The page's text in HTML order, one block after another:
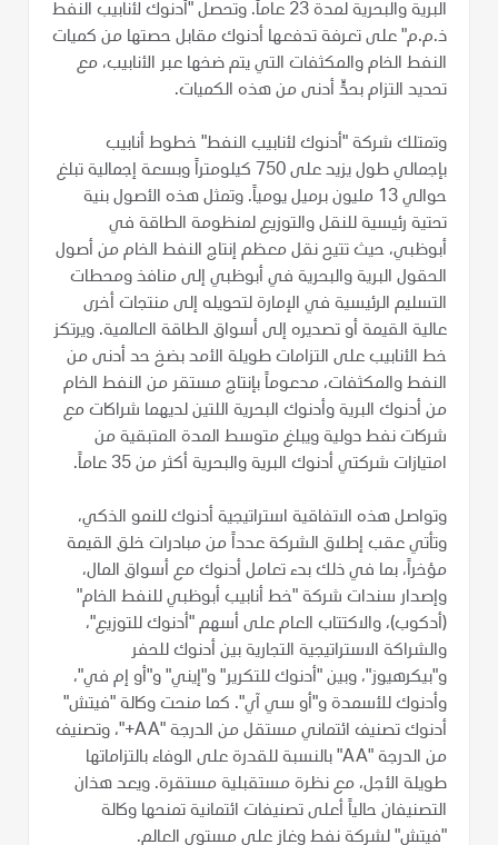
البرية والبحرية لمدة 23 عاماً. وتحصل "أدنوك لأنابيب النفط
ذ.م.م" على تعرفة تدفعها أدنوك مقابل حصتها من كميات
النفط الخام والمكثفات التي يتم ضخها عبر الأنابيب، مع
تحديد التزام بحدٍّ أدنى من هذه الكميات.
وتمتلك شركة "أدنوك لأنابيب النفط" خطوط أنابيب
بإجمالي طول يزيد على 750 كيلومتراً وبسعة إجمالية تبلغ
حوالي 13 مليون برميل يومياً. وتمثل هذه الأصول بنية
تحتية رئيسية للنقل والتوزيع لمنظومة الطاقة في
أبوظبي، حيث تتيح نقل معظم إنتاج النفط الخام من أصول
الحقول البرية والبحرية في أبوظبي إلى منافذ ومحطات
التسليم الرئيسية في الإمارة لتحويله إلى منتجات أخرى
عالية القيمة أو تصديره إلى أسواق الطاقة العالمية. ويرتكز
خط الأنابيب على التزامات طويلة الأمد بضخ حد أدنى من
النفط والمكثفات، مدعوماً بإنتاج مستقر من النفط الخام
من أدنوك البرية وأدنوك البحرية اللتين لديهما شراكات مع
شركات نفط دولية ويبلغ متوسط المدة المتبقية من
امتيازات شركتي أدنوك البرية والبحرية أكثر من 35 عاماً.
وتواصل هذه الاتفاقية استراتيجية أدنوك للنمو الذكي،
وتأتي عقب إطلاق الشركة عدداً من مبادرات خلق القيمة
مؤخراً، بما في ذلك بدء تعامل أدنوك مع أسواق المال،
وإصدار سندات شركة "خط أنابيب أبوظبي للنفط الخام"
(أدكوب)، والاكتتاب العام على أسهم "أدنوك للتوزيع"،
والشراكة الاستراتيجية التجارية بين أدنوك للحفر
و"بيكرهيوز"، وبين "أدنوك للتكرير" و"إيني" و"أو إم في"،
وأدنوك للأسمدة و"أو سي آي". كما منحت وكالة "فيتش"
أدنوك تصنيف ائتماني مستقل من الدرجة "AA+"، وتصنيف
من الدرجة "AA" بالنسبة للقدرة على الوفاء بالتزاماتها
طويلة الأجل، مع نظرة مستقبلية مستقرة. ويعد هذان
التصنيفان حالياً أعلى تصنيفات ائتمانية تمنحها وكالة
"فيتش" لشركة نفط وغاز على مستوى العالم.